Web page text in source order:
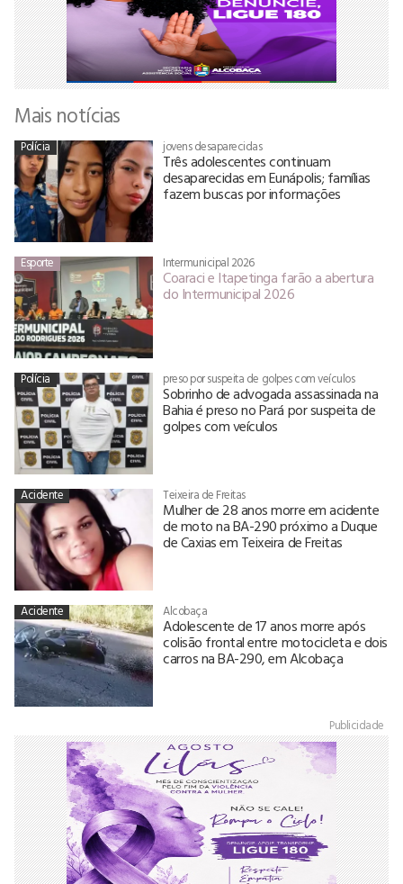
Mais notícias
Polícia jovens desaparecidas
Três adolescentes continuam
desaparecidas em Eunápolis; famílias
fazem buscas por informações
Esporte Intermunicipal 2026
Coaraci e Itapetinga farão a abertura
do Intermunicipal 2026
Polícia preso por suspeita de golpes com veículos
Sobrinho de advogada assassinada na
Bahia é preso no Pará por suspeita de
golpes com veículos
Acidente Teixeira de Freitas
Mulher de 28 anos morre em acidente
de moto na BA-290 próximo a Duque
de Caxias em Teixeira de Freitas
Acidente Alcobaça
Adolescente de 17 anos morre após
colisão frontal entre motocicleta e dois
carros na BA-290, em Alcobaça
Publicidade